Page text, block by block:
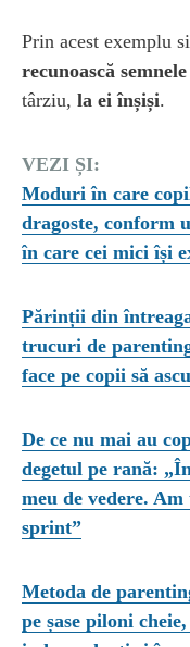
Prin acest exemplu
recunoască
târziu, la ei înșiși.
VEZI ȘI:
Moduri în care
dragoste, conform
în care cei mici își
Părinții din
trucuri de
face pe copii să
De ce nu mai au
degetul pe rană:
meu de vedere.
sprint”
Metoda de
pe șase piloni